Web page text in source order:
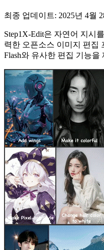
최종 업데이트: 2025년 4월
Step1X-Edit은 자연어 지시
력한 오픈소스 이미지 편집
Flash와 유사한 편집 기능을